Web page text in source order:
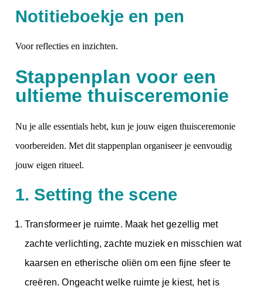
Notitieboekje en pen
Voor reflecties en inzichten.
Stappenplan voor een
ultieme thuisceremonie
Nu je alle essentials hebt, kun je jouw eigen thuisceremonie
voorbereiden. Met dit stappenplan organiseer je eenvoudig
jouw eigen ritueel.
1. Setting the scene
Transformeer je ruimte. Maak het gezellig met
zachte verlichting, zachte muziek en misschien wat
kaarsen en etherische oliën om een fijne sfeer te
creëren. Ongeacht welke ruimte je kiest, het is